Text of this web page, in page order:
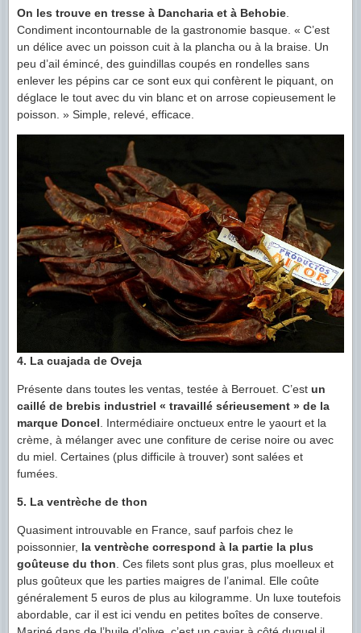
On les trouve en tresse à Dancharia et à Behobie
Condiment incontournable de la gastronomie basque. « C’est
un délice avec un poisson cuit à la plancha ou à la braise. Un
peu d’ail émincé, des guindillas coupés en rondelles sans
enlever les pépins car ce sont eux qui confèrent le piquant, on
déglace le tout avec du vin blanc et on arrose copieusement le
poisson. » Simple, relevé, efficace.
4. La cuajada de Oveja
Présente dans toutes les ventas, testée à Berrouet. C’est un
caillé de brebis industriel « travaillé sérieusement » de la
marque Doncel . Intermédiaire onctueux entre le yaourt et la
crème, à mélanger avec une confiture de cerise noire ou avec
du miel. Certaines (plus difficile à trouver) sont salées et
fumées.
5. La ventrèche de thon
Quasiment introuvable en France, sauf parfois chez le
poissonnier, la ventrèche correspond à la partie la plus
goûteuse du thon . Ces filets sont plus gras, plus moelleux et
plus goûteux que les parties maigres de l’animal. Elle coûte
généralement 5 euros de plus au kilogramme. Un luxe toutefois
abordable, car il est ici vendu en petites boîtes de conserve.